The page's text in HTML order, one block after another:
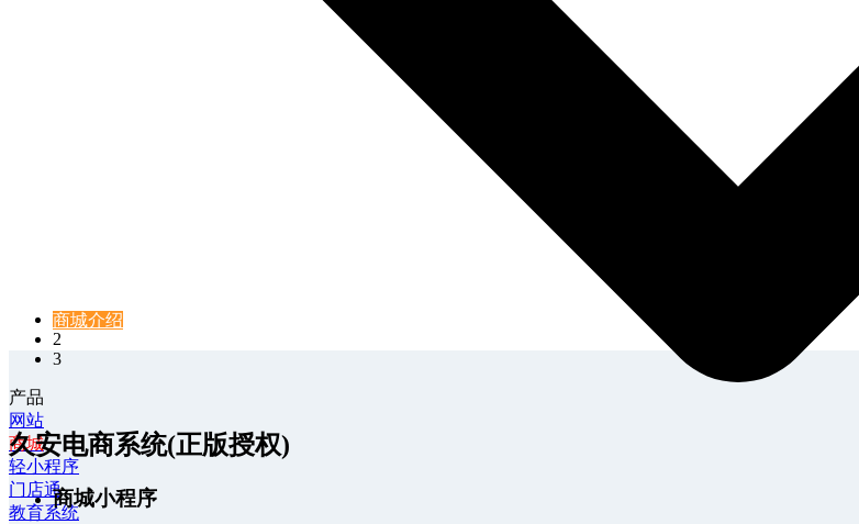
产品
网站
商城
轻小程序
门店通
教育系统
1
2
3
商城介绍
久安电商系统(正版授权)
商城小程序